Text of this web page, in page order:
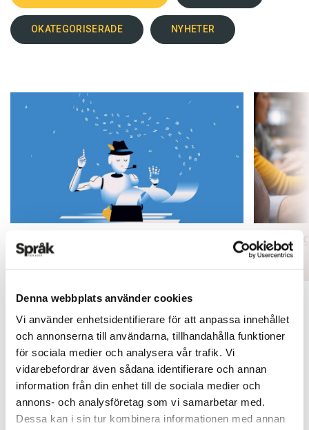
Denna webbplats använder cookies
Vi använder enhetsidentifierare för att anpassa innehållet
och annonserna till användarna, tillhandahålla funktioner
för sociala medier och analysera vår trafik. Vi
vidarebefordrar även sådana identifierare och annan
information från din enhet till de sociala medier och
annons- och analysföretag som vi samarbetar med.
Dessa kan i sin tur kombinera informationen med annan
OKATEGORISERADE NYHETER
Mer fokus på engelsk litteratur
ARTIKLAR ARTIKLAR